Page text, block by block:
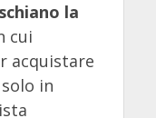
la
cui
acquistare
in